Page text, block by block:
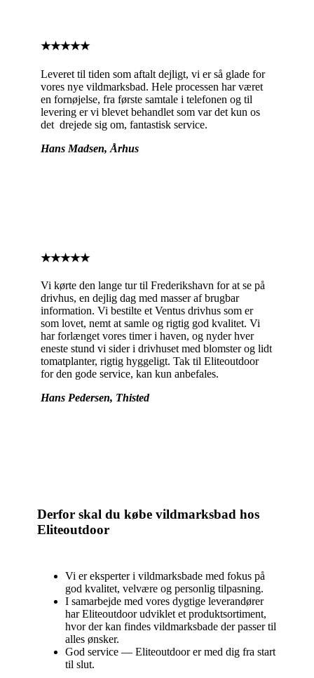
★★★★★
Leveret til tiden som aftalt dejligt, vi er så glade for
vores nye vildmarksbad. Hele processen har været
en fornøjelse, fra første samtale i telefonen og til
levering er vi blevet behandlet som var det kun os
det drejede sig om, fantastisk service.
Hans Madsen, Århus
★★★★★
Vi kørte den lange tur til Frederikshavn for at se på
drivhus, en dejlig dag med masser af brugbar
information. Vi bestilte et Ventus drivhus som er
som lovet, nemt at samle og rigtig god kvalitet. Vi
har forlænget vores timer i haven, og nyder hver
eneste stund vi sider i drivhuset med blomster og lidt
tomatplanter, rigtig hyggeligt. Tak til Eliteoutdoor
for den gode service, kan kun anbefales.
Hans Pedersen, Thisted
Derfor skal du købe vildmarksbad hos
Eliteoutdoor
Vi er eksperter i vildmarksbade med fokus på
god kvalitet, velvære og personlig tilpasning.
I samarbejde med vores dygtige leverandører
har Eliteoutdoor udviklet et produktsortiment,
hvor der kan findes vildmarksbade der passer til
alles ønsker.
God service — Eliteoutdoor er med dig fra start
til slut.